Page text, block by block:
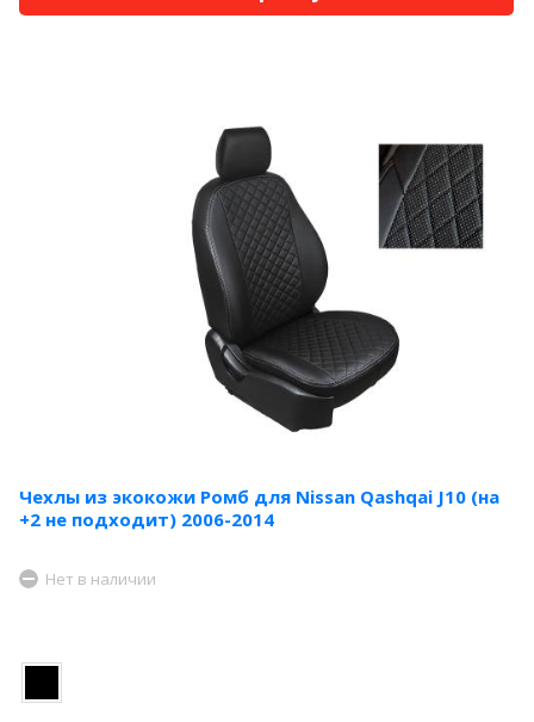
Чехлы из экокожи Ромб для Nissan Qashqai J10 (на
+2 не подходит) 2006-2014
Нет в наличии